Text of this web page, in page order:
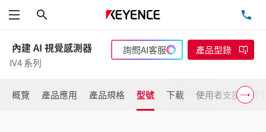
功能表
內建 AI 視覺感測器
IV4 系列
詢問AI客服 產品型錄
概覽 產品應用 產品規格 型號 下載 使用者支援 了